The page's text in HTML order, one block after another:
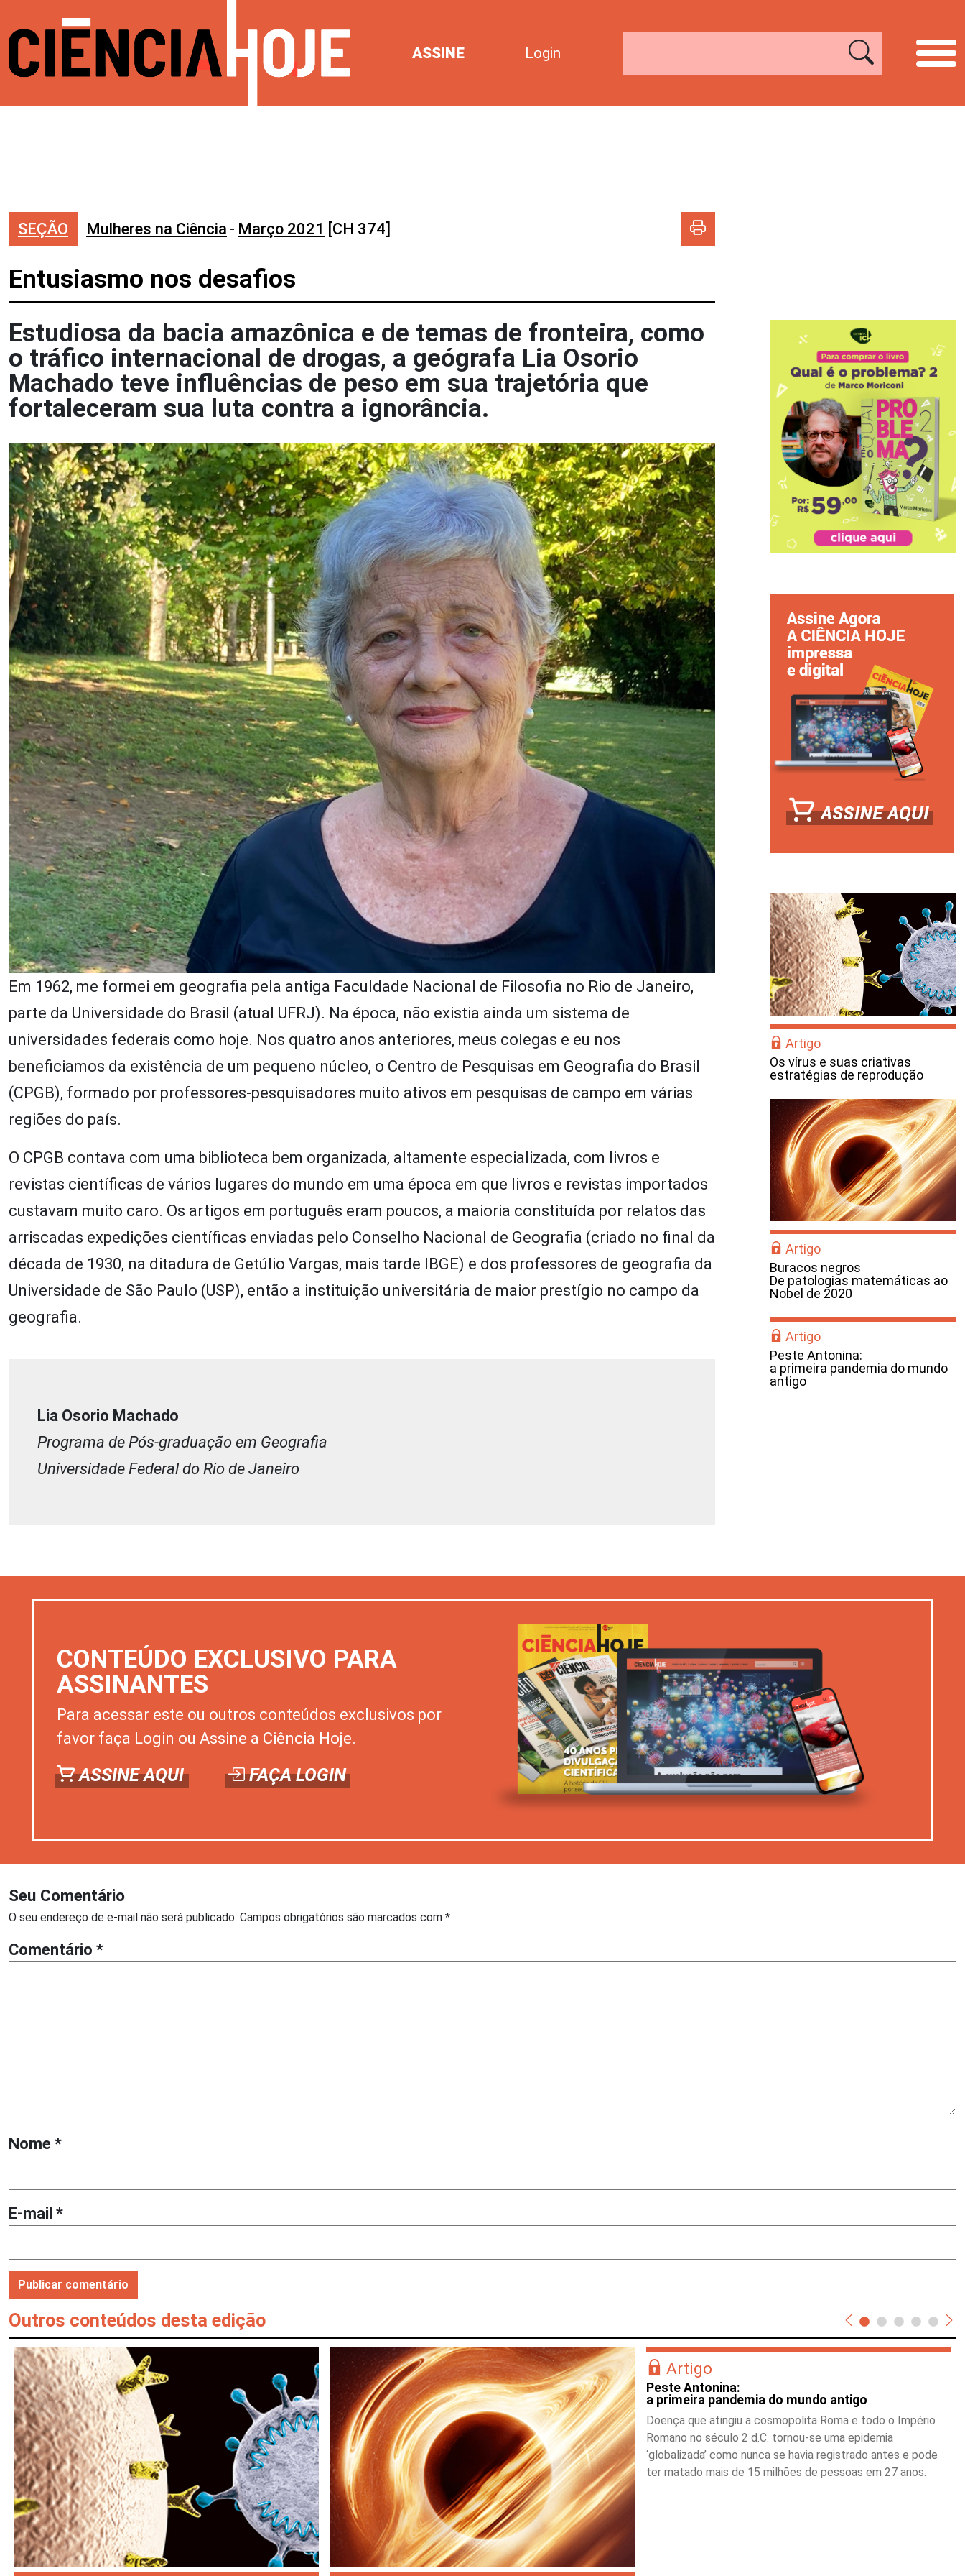
ASSINE Login
SEÇÃO Mulheres na Ciência - Março 2021 [CH 374]
Entusiasmo nos desafios
Estudiosa da bacia amazônica e de temas de fronteira, como
o tráfico internacional de drogas, a geógrafa Lia Osorio
Machado teve influências de peso em sua trajetória que
fortaleceram sua luta contra a ignorância.
Em 1962, me formei em geografia pela antiga Faculdade Nacional de Filosofia no Rio de Janeiro,
parte da Universidade do Brasil (atual UFRJ). Na época, não existia ainda um sistema de
universidades federais como hoje. Nos quatro anos anteriores, meus colegas e eu nos
beneficiamos da existência de um pequeno núcleo, o Centro de Pesquisas em Geografia do Brasil
(CPGB), formado por professores-pesquisadores muito ativos em pesquisas de campo em várias
regiões do país.
O CPGB contava com uma biblioteca bem organizada, altamente especializada, com livros e
revistas científicas de vários lugares do mundo em uma época em que livros e revistas importados
custavam muito caro. Os artigos em português eram poucos, a maioria constituída por relatos das
arriscadas expedições científicas enviadas pelo Conselho Nacional de Geografia (criado no final da
década de 1930, na ditadura de Getúlio Vargas, mais tarde IBGE) e dos professores de geografia da
Universidade de São Paulo (USP), então a instituição universitária de maior prestígio no campo da
geografia.
Lia Osorio Machado
Programa de Pós-graduação em Geografia
Universidade Federal do Rio de Janeiro
Artigo
Os vírus e suas criativas
estratégias de reprodução
Artigo
Buracos negros
De patologias matemáticas ao
Nobel de 2020
Artigo
Peste Antonina:
a primeira pandemia do mundo
antigo
CONTEÚDO EXCLUSIVO PARA
ASSINANTES
Para acessar este ou outros conteúdos exclusivos por
favor faça Login ou Assine a Ciência Hoje.
ASSINE AQUI FAÇA LOGIN
Seu Comentário
O seu endereço de e-mail não será publicado. Campos obrigatórios são marcados com *
Comentário *
Nome *
E-mail *
Outros conteúdos desta edição
Artigo
Peste Antonina:
a primeira pandemia do mundo antigo
Doença que atingiu a cosmopolita Roma e todo o Império
Romano no século 2 d.C. tornou-se uma epidemia
‘globalizada’ como nunca se havia registrado antes e pode
ter matado mais de 15 milhões de pessoas em 27 anos.